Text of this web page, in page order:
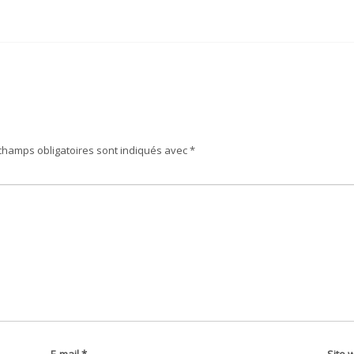
obligatoires sont indiqués avec*